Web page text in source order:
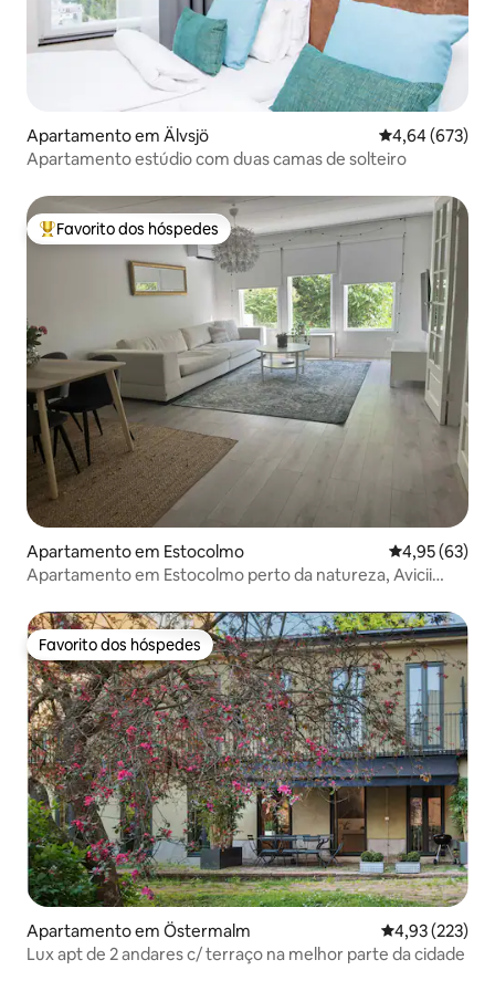
Apartamento em Älvsjö Classificação
4,64 (673)
Apartamento estúdio com duas camas de solteiro
Favoritos dos hóspedes mais apreciados
Favorito dos hóspedes
Apartamento em Estocolmo Classificação
4,95 (63)
Apartamento em Estocolmo perto da natureza, Avicii
Favorito dos hóspedes
Favorito dos hóspedes
Apartamento em Östermalm Classificação
4,93 (223)
Lux apt de 2 andares c/ terraço na melhor parte da cidade